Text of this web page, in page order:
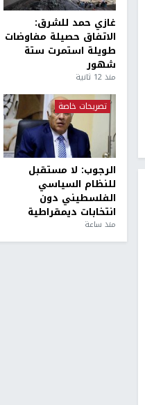
غازي حمد للشرق:
الاتفاق حصيلة مفاوضات
طويلة استمرت ستة
شهور
منذ 12 ثانية
تصريحات خاصة
الرجوب: لا مستقبل
للنظام السياسي
الفلسطيني دون
انتخابات ديمقراطية
منذ ساعة